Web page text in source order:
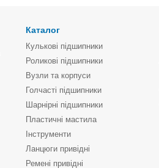
Каталог
Кулькові підшипники
Роликові підшипники
Вузли та корпуси
Голчасті підшипники
Шарнірні підшипники
Пластичні мастила
Інструменти
Ланцюги привідні
Ремені привідні